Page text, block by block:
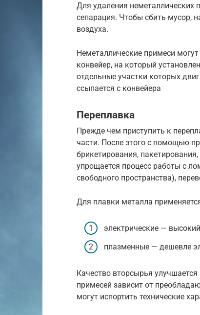
Для удаления неметаллических
сепарация. Чтобы сбить мусор,
воздуха.
Неметаллические примеси
конвейер, на который
отдельные участки которых
ссыпается с конвейера
Переплавка
Прежде чем приступить к
части. После этого с помощью
брикетирования,
упрощается процесс работы с
свободного пространства),
Для плавки металла
электрические —
плазменные — дешевле
Качество вторсырья
примесей зависит от
могут испортить технические